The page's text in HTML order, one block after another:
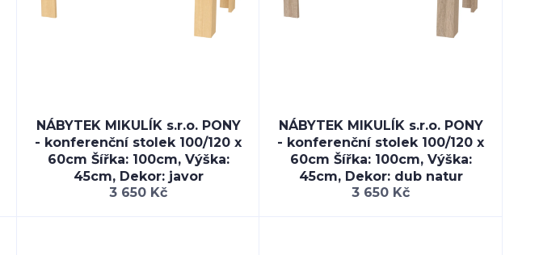
NÁBYTEK MIKULÍK s.r.o. PONY
- konferenční stolek 100/120 x
60cm Šířka: 100cm, Výška:
45cm, Dekor: javor
3 650 Kč
NÁBYTEK MIKULÍK s.r.o. PONY
- konferenční stolek 100/120 x
60cm Šířka: 100cm, Výška:
45cm, Dekor: dub natur
3 650 Kč